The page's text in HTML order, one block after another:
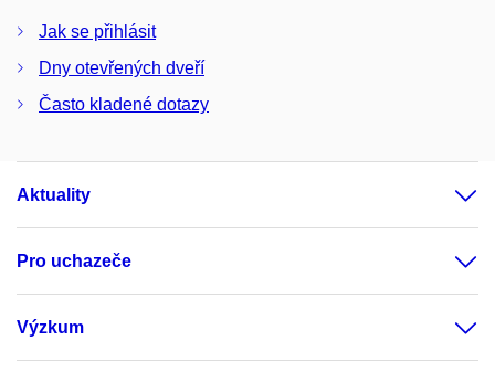
Jak se přihlásit
Dny otevřených dveří
Často kladené dotazy
Aktuality
Pro uchazeče
Výzkum